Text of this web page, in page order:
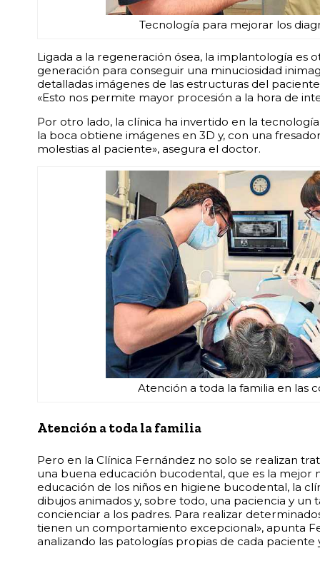
Tecnología para mejorar los
Ligada a la regeneración ósea, la implantología es
generación para conseguir una minuciosidad
detalladas imágenes de las estructuras del
«Esto nos permite mayor procesión a la hora de
Por otro lado, la clínica ha invertido en la
la boca obtiene imágenes en 3D y, con una
molestias al paciente», asegura el doctor.
Atención a toda la familia en las
Atención a toda la familia
Pero en la Clínica Fernández no solo se realizan
una buena educación bucodental, que es la mejor
educación de los niños en higiene bucodental, la
dibujos animados y, sobre todo, una paciencia y
concienciar a los padres. Para realizar
tienen un comportamiento excepcional», apunta
analizando las patologías propias de cada